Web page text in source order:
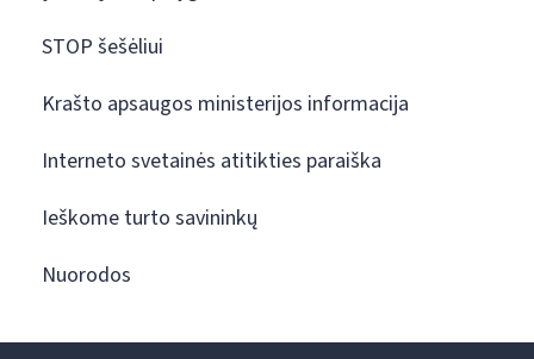
STOP šešėliui
Krašto apsaugos ministerijos informacija
Interneto svetainės atitikties paraiška
Ieškome turto savininkų
Nuorodos